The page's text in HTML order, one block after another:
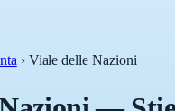
› Viale delle Nazioni